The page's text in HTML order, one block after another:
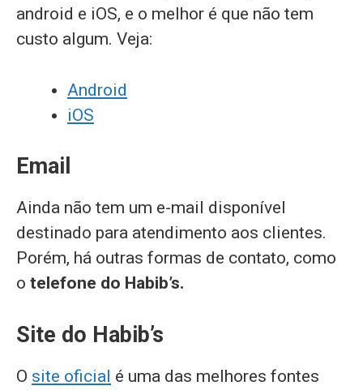
android e iOS, e o melhor é que não tem
custo algum. Veja:
Android
iOS
Email
Ainda não tem um e-mail disponível
destinado para atendimento aos clientes.
Porém, há outras formas de contato, como
o telefone do Habib’s.
Site do Habib’s
O site oficial é uma das melhores fontes